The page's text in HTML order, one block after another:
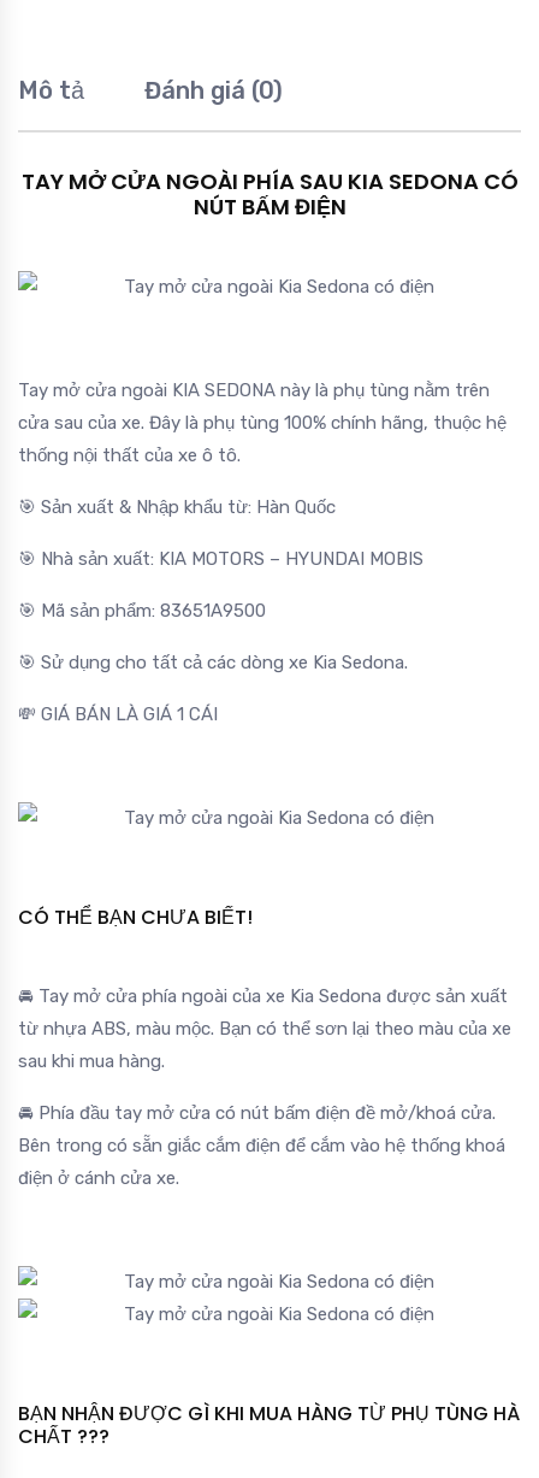
Mô tả Đánh giá (0)
TAY MỞ CỬA NGOÀI PHÍA SAU KIA SEDONA CÓ
NÚT BẤM ĐIỆN
Tay mở cửa ngoài KIA SEDONA này là phụ tùng nằm trên
cửa sau của xe. Đây là phụ tùng 100% chính hãng, thuộc hệ
thống nội thất của xe ô tô.
🎯 Sản xuất & Nhập khẩu từ: Hàn Quốc
🎯 Nhà sản xuất: KIA MOTORS – HYUNDAI MOBIS
🎯 Mã sản phẩm: 83651A9500
🎯 Sử dụng cho tất cả các dòng xe Kia Sedona.
💸 GIÁ BÁN LÀ GIÁ 1 CÁI
CÓ THỂ BẠN CHƯA BIẾT!
🚘 Tay mở cửa phía ngoài của xe Kia Sedona được sản xuất
từ nhựa ABS, màu mộc. Bạn có thể sơn lại theo màu của xe
sau khi mua hàng.
🚘 Phía đầu tay mở cửa có nút bấm điện đề mở/khoá cửa.
Bên trong có sẵn giắc cắm điện để cắm vào hệ thống khoá
điện ở cánh cửa xe.
BẠN NHẬN ĐƯỢC GÌ KHI MUA HÀNG TỪ PHỤ TÙNG HÀ
CHẤT ???